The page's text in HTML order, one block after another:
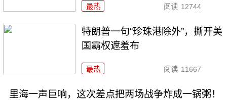
最热 阅读 12744
特朗普一句“珍珠港除外”，撕开美
国霸权遮羞布
最热 阅读 11667
里海一声巨响，这次差点把两场战争炸成一锅粥！